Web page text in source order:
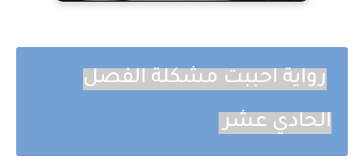
رواية احببت مشكلة الفصل
الحادي عشر